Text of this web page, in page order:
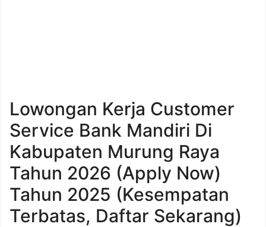
Lowongan Kerja Customer
Service Bank Mandiri Di
Kabupaten Murung Raya
Tahun 2026 (Apply Now)
Tahun 2025 (Kesempatan
Terbatas, Daftar Sekarang)